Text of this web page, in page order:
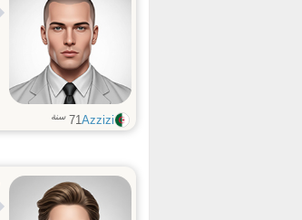
Azzizi
71 سنة